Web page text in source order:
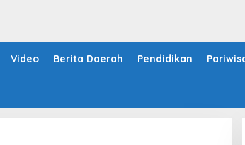
Video Berita Daerah Pendidikan